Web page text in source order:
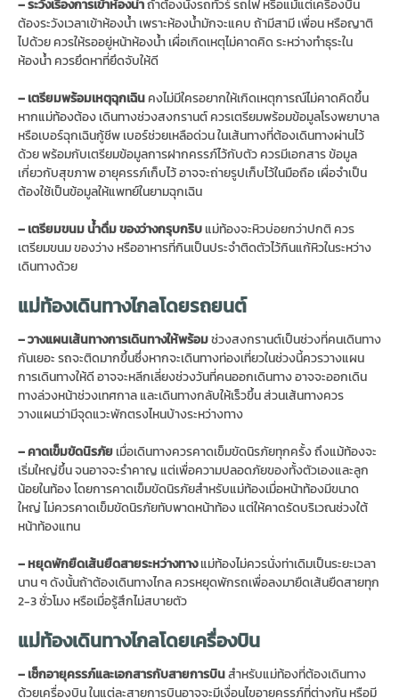
– ระวังเรื่องการเข้าห้องน้ำถ้าต้องนั่งรถทัวร์ รถไฟ หรือแม้แต่เครื่องบิน
ต้องระวังเวลาเข้าห้องน้ำ เพราะห้องน้ำมักจะแคบ ถ้ามีสามี เพื่อน หรือญาติ
ไปด้วย ควรให้รออยู่หน้าห้องน้ำ เผื่อเกิดเหตุไม่คาดคิด ระหว่างทำธุระใน
ห้องน้ำ ควรยึดหาที่ยึดจับให้ดี
– เตรียมพร้อมเหตุฉุกเฉิน คงไม่มีใครอยากให้เกิดเหตุการณ์ไม่คาดคิดขึ้น
หากแม่ท้องต้อง เดินทางช่วงสงกรานต์ ควรเตรียมพร้อมข้อมูลโรงพยาบาล
หรือเบอร์ฉุกเฉินกู้ชีพ เบอร์ช่วยเหลือด่วน ในเส้นทางที่ต้องเดินทางผ่านไว้
ด้วย พร้อมกับเตรียมข้อมูลการฝากครรภ์ไว้กับตัว ควรมีเอกสาร ข้อมูล
เกี่ยวกับสุขภาพ อายุครรภ์เก็บไว้ อาจจะถ่ายรูปเก็บไว้ในมือถือ เผื่อจำเป็น
ต้องใช้เป็นข้อมูลให้แพทย์ในยามฉุกเฉิน
– เตรียมขนม น้ำดื่ม ของว่างกรุบกริบ แม่ท้องจะหิวบ่อยกว่าปกติ ควร
เตรียมขนม ของว่าง หรืออาหารที่กินเป็นประจำติดตัวไว้กินแก้หิวในระหว่าง
เดินทางด้วย
แม่ท้องเดินทางไกลโดยรถยนต์
– วางแผนเส้นทางการเดินทางให้พร้อมช่วงสงกรานต์เป็นช่วงที่คนเดินทาง
กันเยอะ รถจะติดมากขึ้นซึ่งหากจะเดินทางท่องเที่ยวในช่วงนี้ควรวางแผน
การเดินทางให้ดี อาจจะหลีกเลี่ยงช่วงวันที่คนออกเดินทาง อาจจะออกเดิน
ทางล่วงหน้าช่วงเทศกาล และเดินทางกลับให้เร็วขึ้น ส่วนเส้นทางควร
วางแผนว่ามีจุดแวะพักตรงไหนบ้างระหว่างทาง
– คาดเข็มขัดนิรภัย เมื่อเดินทางควรคาดเข็มขัดนิรภัยทุกครั้ง ถึงแม้ท้องจะ
เริ่มใหญ่ขึ้น จนอาจจะรำคาญ แต่เพื่อความปลอดภัยของทั้งตัวเองและลูก
น้อยในท้อง โดยการคาดเข็มขัดนิรภัยสำหรับแม่ท้องเมื่อหน้าท้องมีขนาด
ใหญ่ ไม่ควรคาดเข็มขัดนิรภัยทับพาดหน้าท้อง แต่ให้คาดรัดบริเวณช่วงใต้
หน้าท้องแทน
– หยุดพักยืดเส้นยืดสายระหว่างทางแม่ท้องไม่ควรนั่งท่าเดิมเป็นระยะเวลา
นาน ๆ ดังนั้นถ้าต้องเดินทางไกล ควรหยุดพักรถเพื่อลงมายืดเส้นยืดสายทุก
2-3 ชั่วโมง หรือเมื่อรู้สึกไม่สบายตัว
แม่ท้องเดินทางไกลโดยเครื่องบิน
– เช็กอายุครรภ์และเอกสารกับสายการบินสำหรับแม่ท้องที่ต้องเดินทาง
ด้วยเครื่องบิน ในแต่ละสายการบินอาจจะมีเงื่อนไขอายุครรภ์ที่ต่างกัน หรือมี